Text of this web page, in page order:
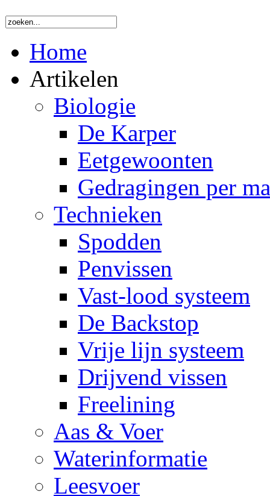
Home
Artikelen
Biologie
De Karper
Eetgewoonten
Gedragingen per
Technieken
Spodden
Penvissen
Vast-lood systeem
De Backstop
Vrije lijn systeem
Drijvend vissen
Freelining
Aas & Voer
Waterinformatie
Leesvoer